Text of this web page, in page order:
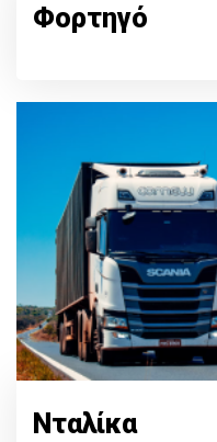
Φορτηγό
Νταλίκα